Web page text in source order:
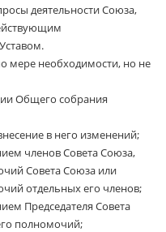
деятельности Союза,
мере необходимости, но не
Общего собрания
в него изменений;
членов Совета Союза,
Совета Союза или
отдельных его членов;
Председателя Совета
полномочий;